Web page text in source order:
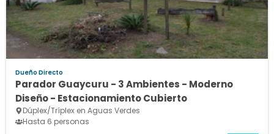
Dueño Directo
Parador Guaycuru - 3 Ambientes - Moderno
Diseño - Estacionamiento Cubierto
Dúplex/Tríplex en Aguas Verdes
Hasta 6 personas